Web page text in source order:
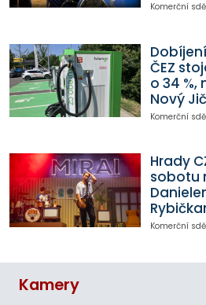
Komerční
ČEZ
o 34 %,
Nový
Komerční
Hrady
sobotu
Komerční
Kamery